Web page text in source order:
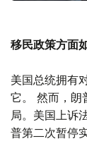
移民政策方面
美国总统拥有
它。 然而，朗
局。美国上诉
普第二次暂停